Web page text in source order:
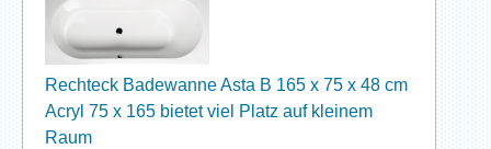
Rechteck Badewanne Asta B 165 x 75 x 48 cm
Acryl 75 x 165 bietet viel Platz auf kleinem
Raum